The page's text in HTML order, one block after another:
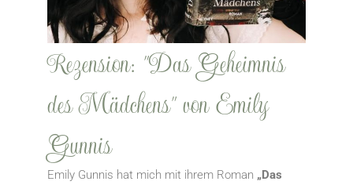
Rezension: "Das Geheimnis
des Mädchens" von Emily
Gunnis
Emily Gunnis hat mich mit ihrem Roman „Das